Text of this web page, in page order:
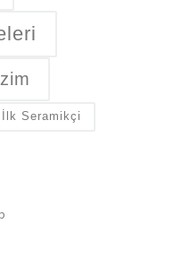
İlk Seramikçi